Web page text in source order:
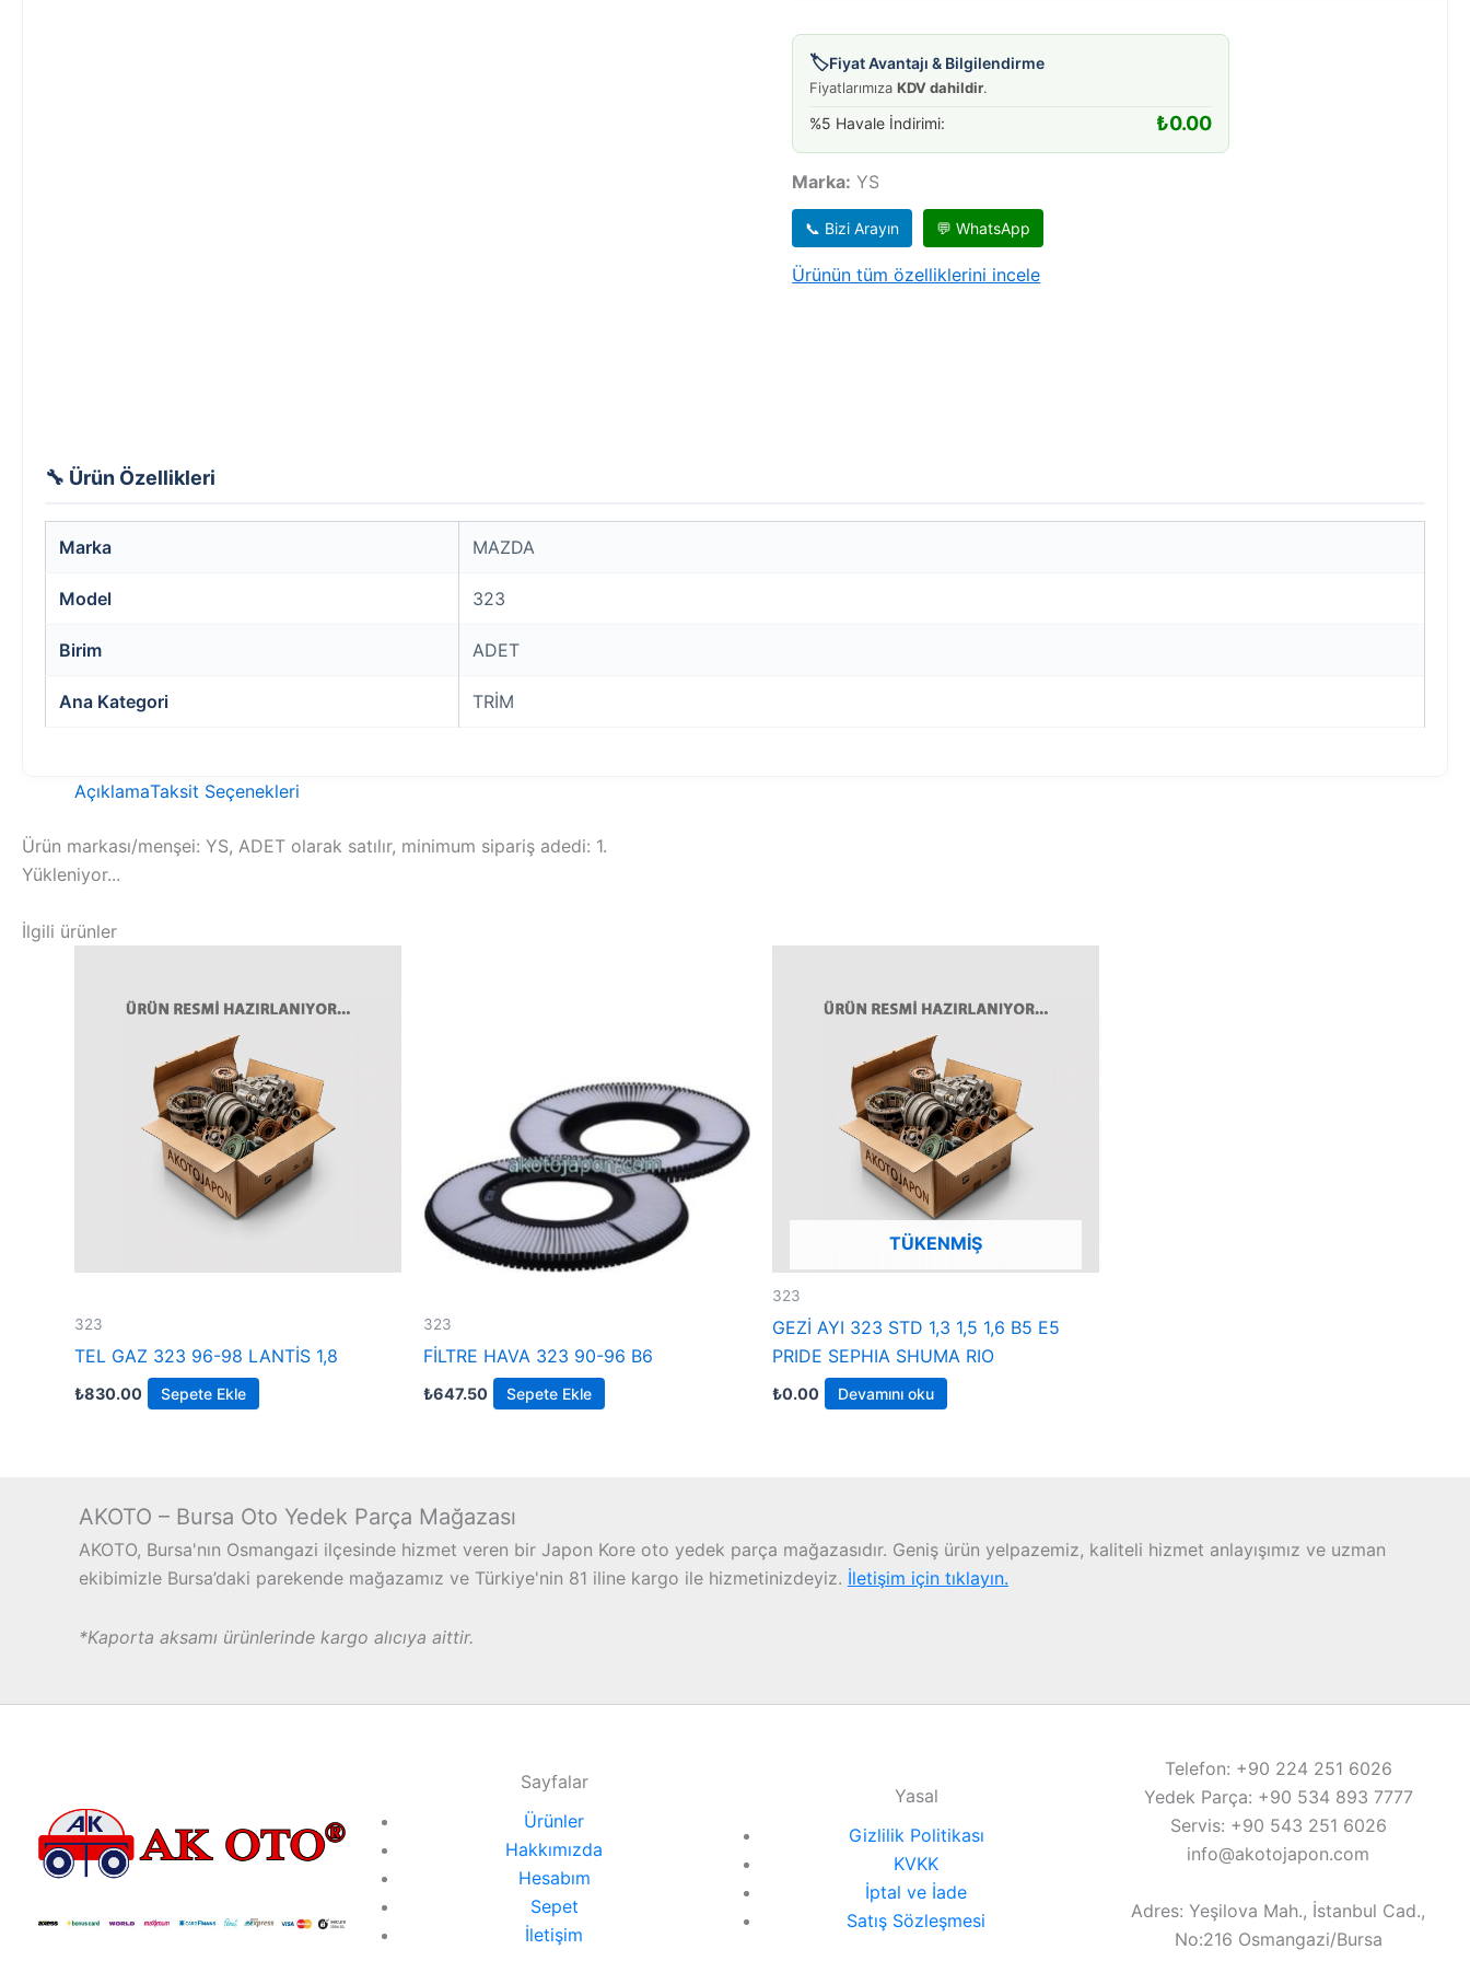
🏷️Fiyat Avantajı & Bilgilendirme
FiyatlarımızaKDV dahildir.
%5 Havale İndirimi: ₺0.00
Marka: YS
📞 Bizi Arayın 💬 WhatsApp
Ürünün tüm özelliklerini incele
🔧 Ürün Özellikleri
Marka MAZDA
Model 323
Birim ADET
Ana Kategori TRİM
AçıklamaTaksit Seçenekleri
Ürün markası/menşei: YS, ADET olarak satılır, minimum sipariş adedi: 1.
Yükleniyor...
İlgili ürünler
323
TEL GAZ 323 96-98 LANTİS 1,8
₺830.00 Sepete Ekle
323
FİLTRE HAVA 323 90-96 B6
₺647.50 Sepete Ekle
TÜKENMIŞ
323
GEZİ AYI 323 STD 1,3 1,5 1,6 B5 E5
PRIDE SEPHIA SHUMA RIO
₺0.00 Devamını oku
AKOTO – Bursa Oto Yedek Parça Mağazası
AKOTO, Bursa'nın Osmangazi ilçesinde hizmet veren bir Japon Kore oto yedek parça mağazasıdır. Geniş ürün yelpazemiz, kaliteli hizmet anlayışımız ve uzman
ekibimizle Bursa’daki parekende mağazamız ve Türkiye'nin 81 iline kargo ile hizmetinizdeyiz. İletişim için tıklayın.
*Kaporta aksamı ürünlerinde kargo alıcıya aittir.
Sayfalar
Ürünler
Hakkımızda
Hesabım
Sepet
İletişim
Yasal
Gizlilik Politikası
KVKK
İptal ve İade
Satış Sözleşmesi
Telefon: +90 224 251 6026
Yedek Parça: +90 534 893 7777
Servis: +90 543 251 6026
info@akotojapon.com
Adres: Yeşilova Mah., İstanbul Cad.,
No:216 Osmangazi/Bursa